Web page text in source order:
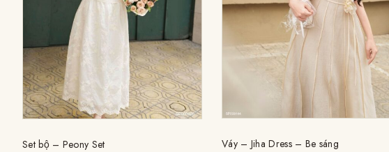
Set bộ – Peony Set Váy – Jiha Dress – Be sáng